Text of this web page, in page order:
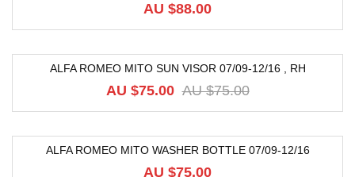
AU $88.00
ALFA ROMEO MITO SUN VISOR 07/09-12/16 , RH
AU $75.00
AU $75.00
ALFA ROMEO MITO WASHER BOTTLE 07/09-12/16
AU $75.00